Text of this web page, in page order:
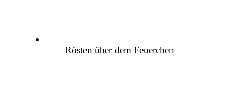
Rösten über dem Feuerchen